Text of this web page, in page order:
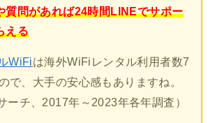
質問があれば24時間LINEでサポー
える
WiFiは海外WiFiレンタル利用者数7
で、大手の安心感もありますね。
ーチ、2017年～2023年各年調査）